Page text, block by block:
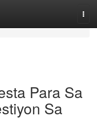
Para Sa
Sa